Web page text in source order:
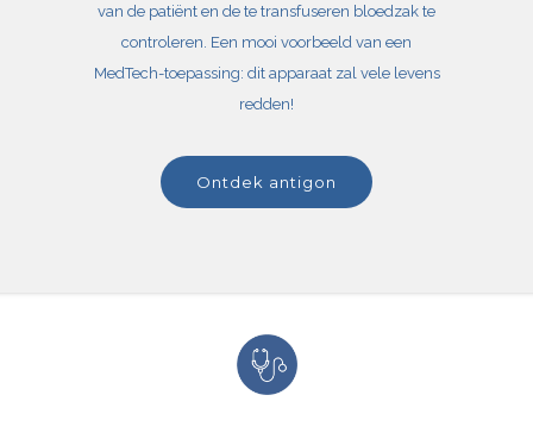
van de patiënt en de te transfuseren bloedzak te
controleren. Een mooi voorbeeld van een
MedTech-toepassing: dit apparaat zal vele levens
redden!
ontdek antigon